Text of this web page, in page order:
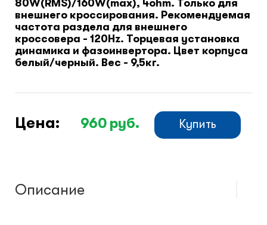
80W(RMS)/160W(max), 4ohm. Только для
внешнего кроссирования. Рекомендуемая
частота раздела для внешнего
кроссовера - 120Hz. Торцевая установка
динамика и фазоинвертора. Цвет корпуса
белый/черный. Вес - 9,5кг.
Цена: 960 руб. Купить
Описание